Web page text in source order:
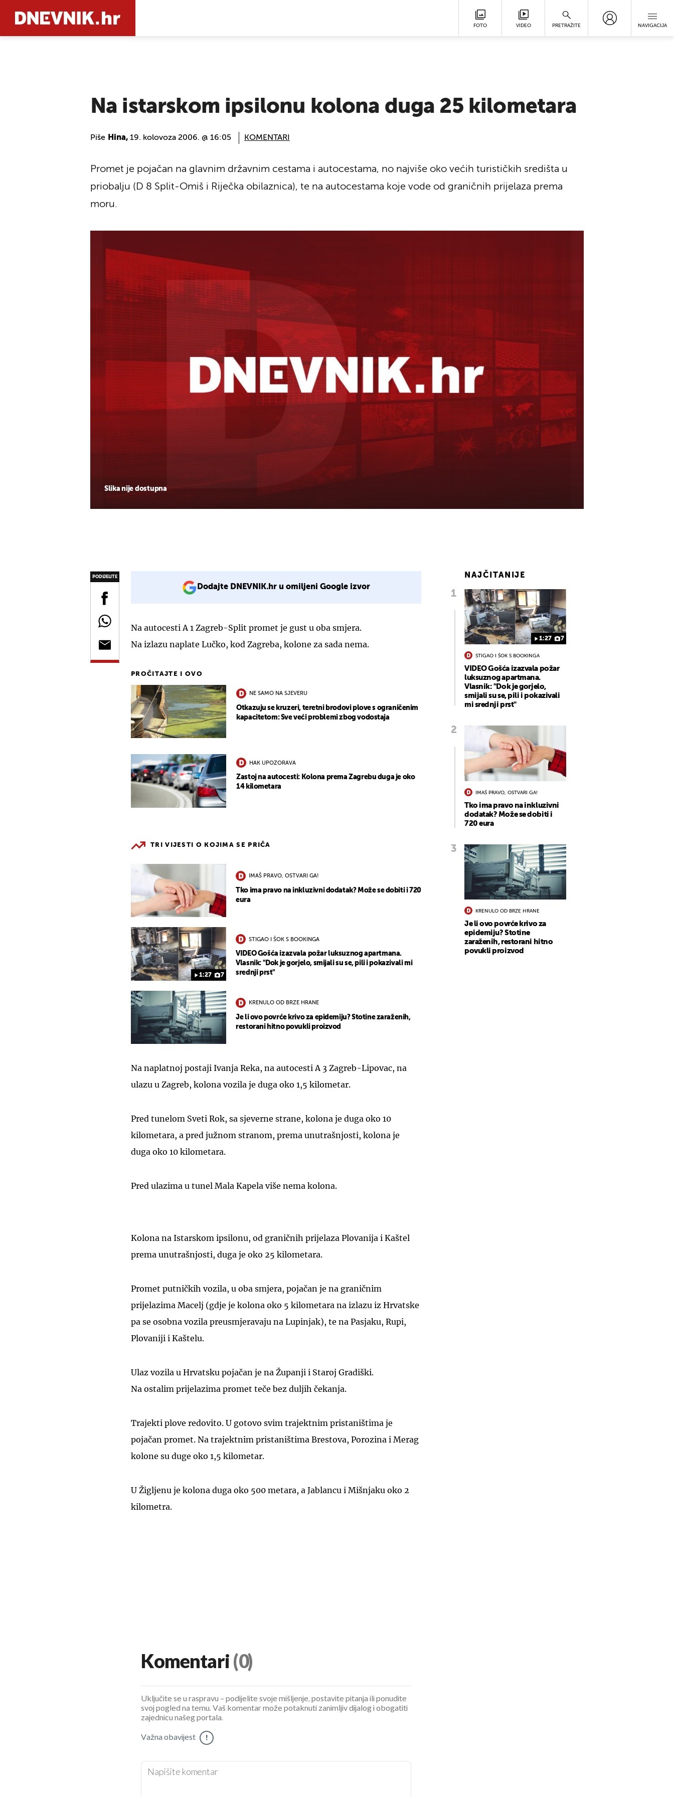
FOTO VIDEO PRETRAŽITE NAVIGACIJA
Na istarskom ipsilonu kolona duga 25 kilometara
Piše Hina, 19. kolovoza 2006. @ 16:05 KOMENTARI
Slika nije dostupna
Promet je pojačan na glavnim državnim cestama i autocestama, no najviše oko većih turističkih središta u
priobalju (D 8 Split-Omiš i Riječka obilaznica), te na autocestama koje vode od graničnih prijelaza prema
moru.
PODIJELITE
Dodajte DNEVNIK.hr u omiljeni Google izvor
Na autocesti A 1 Zagreb-Split promet je gust u oba smjera.
Na izlazu naplate Lučko, kod Zagreba, kolone za sada nema.
PROČITAJTE I OVO
NE SAMO NA SJEVERU
Otkazuju se kruzeri, teretni brodovi plove s ograničenim
kapacitetom: Sve veći problemi zbog vodostaja
HAK UPOZORAVA
Zastoj na autocesti: Kolona prema Zagrebu duga je oko
14 kilometara
TRI VIJESTI O KOJIMA SE PRIČA
IMAŠ PRAVO, OSTVARI GA!
Tko ima pravo na inkluzivni dodatak? Može se dobiti i 720
eura
1:27 7
STIGAO I ŠOK S BOOKINGA
VIDEO Gošća izazvala požar luksuznog apartmana.
Vlasnik: "Dok je gorjelo, smijali su se, pili i pokazivali mi
srednji prst"
KRENULO OD BRZE HRANE
Je li ovo povrće krivo za epidemiju? Stotine zaraženih,
restorani hitno povukli proizvod
Na naplatnoj postaji Ivanja Reka, na autocesti A 3 Zagreb-Lipovac, na
ulazu u Zagreb, kolona vozila je duga oko 1,5 kilometar.
Pred tunelom Sveti Rok, sa sjeverne strane, kolona je duga oko 10
kilometara, a pred južnom stranom, prema unutrašnjosti, kolona je
duga oko 10 kilometara.
Pred ulazima u tunel Mala Kapela više nema kolona.
Kolona na Istarskom ipsilonu, od graničnih prijelaza Plovanija i Kaštel
prema unutrašnjosti, duga je oko 25 kilometara.
Promet putničkih vozila, u oba smjera, pojačan je na graničnim
prijelazima Macelj (gdje je kolona oko 5 kilometara na izlazu iz Hrvatske
pa se osobna vozila preusmjeravaju na Lupinjak), te na Pasjaku, Rupi,
Plovaniji i Kaštelu.
Ulaz vozila u Hrvatsku pojačan je na Županji i Staroj Gradiški.
Na ostalim prijelazima promet teče bez duljih čekanja.
Trajekti plove redovito. U gotovo svim trajektnim pristaništima je
pojačan promet. Na trajektnim pristaništima Brestova, Porozina i Merag
kolone su duge oko 1,5 kilometar.
U Žigljenu je kolona duga oko 500 metara, a Jablancu i Mišnjaku oko 2
kilometra.
NAJČITANIJE
1:27 7
STIGAO I ŠOK S BOOKINGA
VIDEO Gošća izazvala požar
luksuznog apartmana.
Vlasnik: "Dok je gorjelo,
smijali su se, pili i pokazivali
mi srednji prst"
IMAŠ PRAVO, OSTVARI GA!
Tko ima pravo na inkluzivni
dodatak? Može se dobiti i
720 eura
KRENULO OD BRZE HRANE
Je li ovo povrće krivo za
epidemiju? Stotine
zaraženih, restorani hitno
povukli proizvod
Komentari (0)
Uključite se u raspravu – podijelite svoje mišljenje, postavite pitanja ili ponudite
svoj pogled na temu. Vaš komentar može potaknuti zanimljiv dijalog i obogatiti
zajednicu našeg portala.
Važna obavijest !